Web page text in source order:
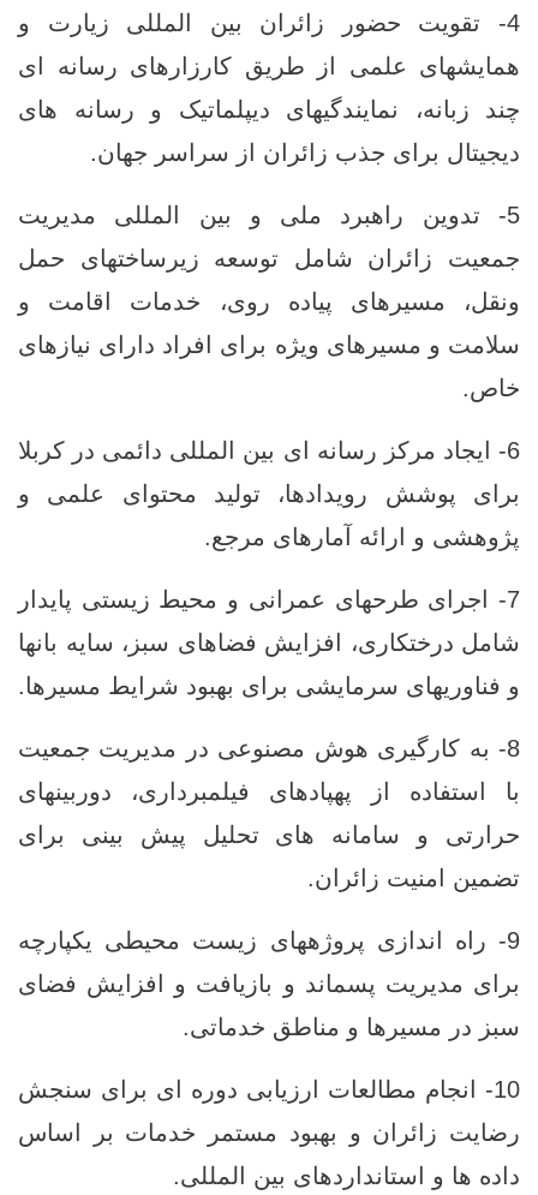
4- تقویت حضور زائران بین‌ المللی زیارت و
همایشهای علمی از طریق کارزارهای رسانه ‌ای
چند زبانه، نمایندگیهای دیپلماتیک و رسانه ‌های
دیجیتال برای جذب زائران از سراسر جهان.
5- تدوین راهبرد ملی و بین ‌المللی مدیریت
جمعیت زائران شامل توسعه زیرساختهای حمل
‌ونقل، مسیرهای پیاده ‌روی، خدمات اقامت و
سلامت و مسیرهای ویژه برای افراد دارای نیازهای
خاص.
6- ایجاد مرکز رسانه‌ ای بین ‌المللی دائمی در کربلا
برای پوشش رویدادها، تولید محتوای علمی و
پژوهشی و ارائه آمارهای مرجع.
7- اجرای طرحهای عمرانی و محیط‌ زیستی پایدار
شامل درختکاری، افزایش فضاهای سبز، سایه ‌بانها
و فناوریهای سرمایشی برای بهبود شرایط مسیرها.
8- به‌ کارگیری هوش مصنوعی در مدیریت جمعیت‌
با استفاده از پهپادهای فیلمبرداری، دوربینهای
حرارتی و سامانه‌ های تحلیل پیش ‌بینی برای
تضمین امنیت زائران.
9- راه ‌اندازی پروژههای زیست‌ محیطی یکپارچه
برای مدیریت پسماند و بازیافت و افزایش فضای
سبز در مسیرها و مناطق خدماتی.
10- انجام مطالعات ارزیابی دوره‌ ای برای سنجش
رضایت زائران و بهبود مستمر خدمات بر اساس
داده‌ ها و استانداردهای بین‌ المللی.